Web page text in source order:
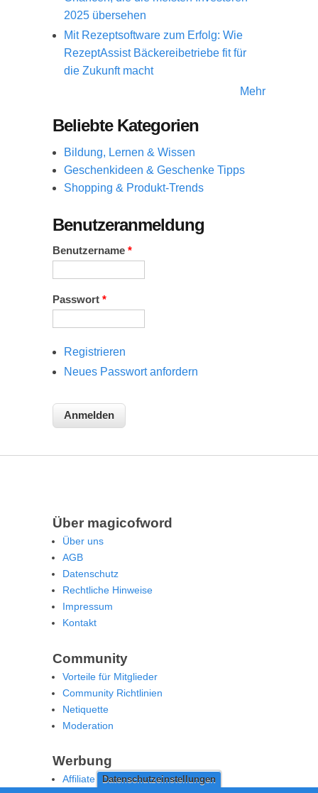
Datenschutzeinstellungen
2025 übersehen
Mit Rezeptsoftware zum Erfolg: Wie
RezeptAssist Bäckereibetriebe fit für
die Zukunft macht
Mehr
Beliebte Kategorien
Bildung, Lernen & Wissen
Geschenkideen & Geschenke Tipps
Shopping & Produkt-Trends
Benutzeranmeldung
Benutzername *
Passwort *
Registrieren
Neues Passwort anfordern
Über magicofword
Über uns
AGB
Datenschutz
Rechtliche Hinweise
Impressum
Kontakt
Community
Vorteile für Mitglieder
Community Richtlinien
Netiquette
Moderation
Werbung
Affiliate Offenlegung